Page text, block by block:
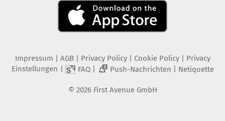
Impressum AGB Privacy Policy| Cookie Policy| Privacy
Einstellungen
FAQ| 2 Push-Nachrichten Netiquette
© 2026 First Avenue GmbH